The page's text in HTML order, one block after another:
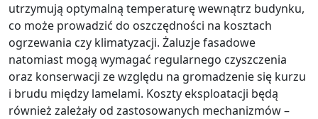
utrzymują optymalną temperaturę wewnątrz budynku,
co może prowadzić do oszczędności na kosztach
ogrzewania czy klimatyzacji. Żaluzje fasadowe
natomiast mogą wymagać regularnego czyszczenia
oraz konserwacji ze względu na gromadzenie się kurzu
i brudu między lamelami. Koszty eksploatacji będą
również zależały od zastosowanych mechanizmów –